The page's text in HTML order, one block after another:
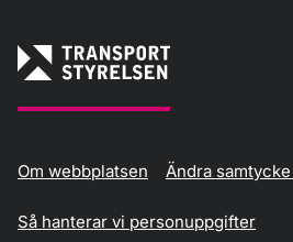
Om webbplatsen Ändra
Så hanterar vi personuppgifter